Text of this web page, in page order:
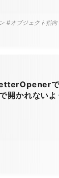
#オブジェクト指向
で
開かれないよ